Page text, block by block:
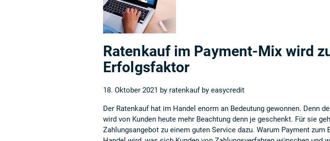
Ratenkauf im Payment-Mix wird
Erfolgsfaktor
18. Oktober 2021 by ratenkauf by easycredit
Der Ratenkauf hat im Handel enorm an Bedeutung gewonnen. Denn
wird von Kunden heute mehr Beachtung denn je geschenkt. Für sie
Zahlungsangebot zu einem guten Service dazu. Warum Payment